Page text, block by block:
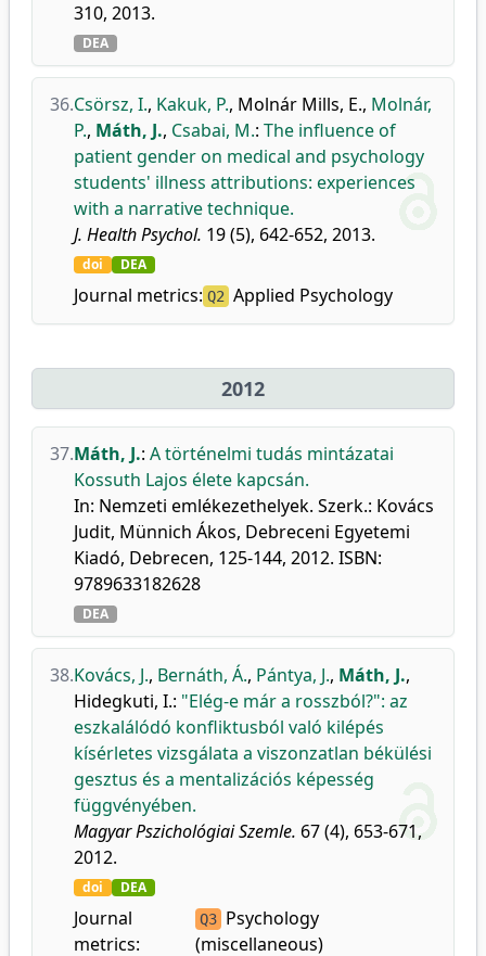
310, 2013.
DEA
36.Csörsz, I., Kakuk, P., Molnár Mills, E., Molnár,
P., Máth, J., Csabai, M.: The influence of
patient gender on medical and psychology
students' illness attributions: experiences
with a narrative technique.
J. Health Psychol. 19 (5), 642-652, 2013.
doi DEA
Journal metrics: Q2 Applied Psychology
2012
37.Máth, J.: A történelmi tudás mintázatai
Kossuth Lajos élete kapcsán.
In: Nemzeti emlékezethelyek. Szerk.: Kovács
Judit, Münnich Ákos, Debreceni Egyetemi
Kiadó, Debrecen, 125-144, 2012. ISBN:
9789633182628
DEA
38.Kovács, J., Bernáth, Á., Pántya, J., Máth, J.,
Hidegkuti, I.: "Elég-e már a rosszból?": az
eszkalálódó konfliktusból való kilépés
kísérletes vizsgálata a viszonzatlan békülési
gesztus és a mentalizációs képesség
függvényében.
Magyar Pszichológiai Szemle. 67 (4), 653-671,
2012.
doi DEA
Journal
metrics:
Q3 Psychology
(miscellaneous)